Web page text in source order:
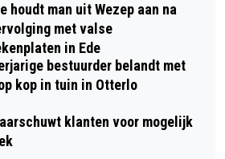
houdt man uit Wezep aan na
met valse
in Ede
bestuurder belandt met
kop in tuin in Otterlo
klanten voor mogelijk